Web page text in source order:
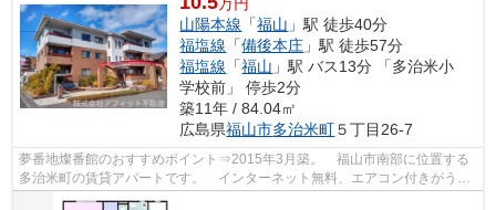
万円
山陽本線 「福山 」駅 徒歩40分
福塩線 「備後本庄 」駅 徒歩57分
福塩線 「福山 」駅 バス13分 「多治米小
学校前」 停歩2分
築11年 / 84.04㎡
広島県福山市多治米町５丁目26-7
夢番地燦番館のおすすめポイント⇒2015年3月築。 福山市南部に位置する
多治米町の賃貸アパートです。 インターネット無料、エアコン付きがうれ
しいポイント♪ 小学校区は多治米小学校...